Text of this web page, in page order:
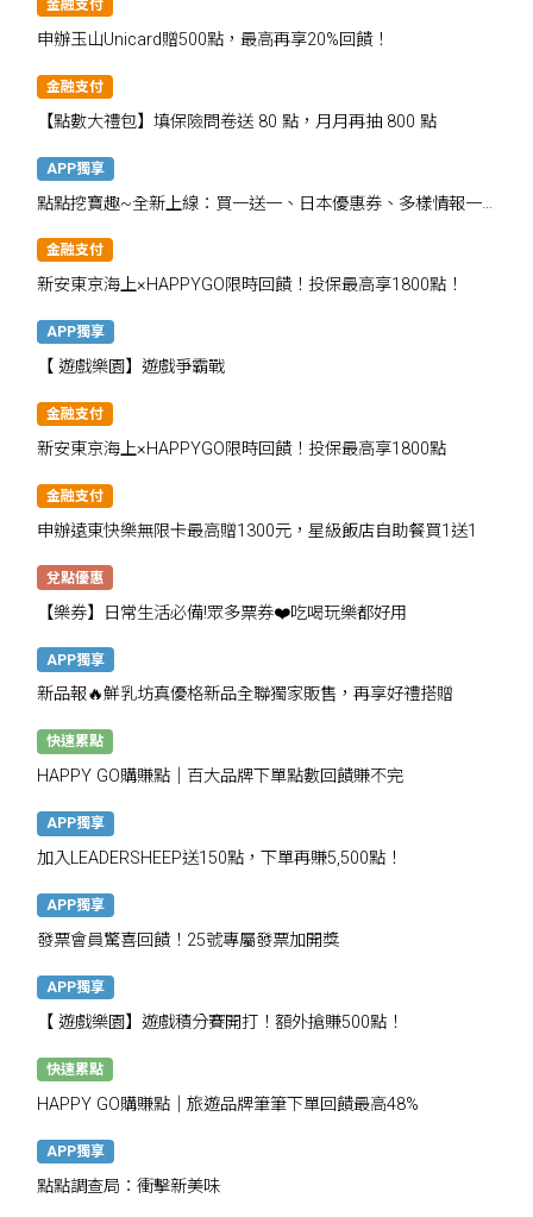
金融支付
申辦玉山Unicard贈500點，最高再享20%回饋！
金融支付
【點數大禮包】填保險問卷送 80 點，月月再抽 800 點
APP獨享
點點挖寶趣~全新上線：買一送一、日本優惠券、多樣情報一
金融支付
新安東京海上×HAPPYGO限時回饋！投保最高享1800點！
APP獨享
【 遊戲樂園】遊戲爭霸戰
金融支付
新安東京海上×HAPPYGO限時回饋！投保最高享1800點
金融支付
申辦遠東快樂無限卡最高贈1300元，星級飯店自助餐買1送1
兌點優惠
【樂券】日常生活必備!眾多票券❤️吃喝玩樂都好用
APP獨享
新品報🔥鮮乳坊真優格新品全聯獨家販售，再享好禮搭贈
快速累點
HAPPY GO購賺點｜百大品牌下單點數回饋賺不完
APP獨享
加入LEADERSHEEP送150點，下單再賺5,500點！
APP獨享
發票會員驚喜回饋！25號專屬發票加開獎
APP獨享
【 遊戲樂園】遊戲積分賽開打！額外搶賺500點！
快速累點
HAPPY GO購賺點｜旅遊品牌筆筆下單回饋最高48%
APP獨享
點點調查局：衝擊新美味